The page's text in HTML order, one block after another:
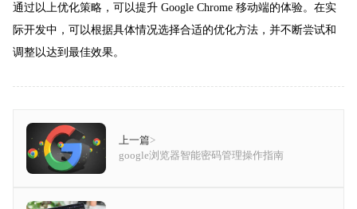
通过以上优化策略，可以提升 Google Chrome 移动端的体验。在实
际开发中，可以根据具体情况选择合适的优化方法，并不断尝试和
调整以达到最佳效果。
上一篇>
google浏览器智能密码管理操作指南